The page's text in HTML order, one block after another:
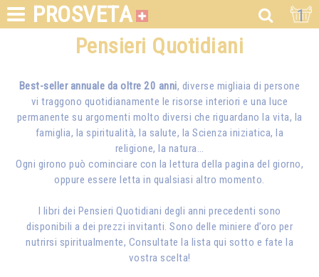
PROSVETA 1
Pensieri Quotidiani
Best-seller annuale da oltre 20 anni, diverse migliaia di persone
vi traggono quotidianamente le risorse interiori e una luce
permanente su argomenti molto diversi che riguardano la vita, la
famiglia, la spiritualità, la salute, la Scienza iniziatica, la
religione, la natura…
Ogni girono può cominciare con la lettura della pagina del giorno,
oppure essere letta in qualsiasi altro momento.
I libri dei Pensieri Quotidiani degli anni precedenti sono
disponibili a dei prezzi invitanti. Sono delle miniere d’oro per
nutrirsi spiritualmente, Consultate la lista qui sotto e fate la
vostra scelta!